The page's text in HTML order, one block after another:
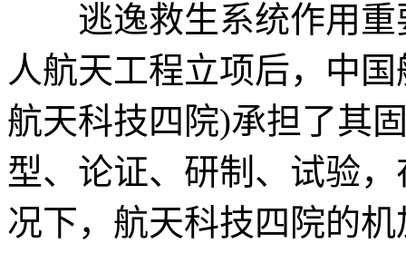
逃逸救生系统作用重
人航天工程立项后，中
航天科技四院)承担了其
型、论证、研制、试验
况下，航天科技四院的